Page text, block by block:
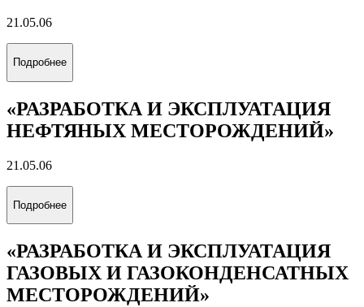
21.05.06
Подробнее
«РАЗРАБОТКА И ЭКСПЛУАТАЦИЯ
НЕФТЯНЫХ МЕСТОРОЖДЕНИЙ»
21.05.06
Подробнее
«РАЗРАБОТКА И ЭКСПЛУАТАЦИЯ
ГАЗОВЫХ И ГАЗОКОНДЕНСАТНЫХ
МЕСТОРОЖДЕНИЙ»